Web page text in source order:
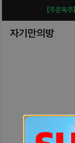
[주문폭주]
자기만의방